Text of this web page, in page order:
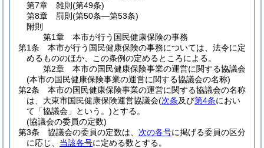
第7章
雑則 (第49条)
第8章
罰則 (第50条―第53条)
附則
第1章
本市が行う国民健康保険の事務
第1条
本市が行う国民健康保険の事務については、法令に定
めるもののほか、この条例の定めるところによる。
第2章
本市の国民健康保険事業の運営に関する協議会
(本市の国民健康保険事業の運営に関する協議会の名称)
第2条
本市の国民健康保険事業の運営に関する協議会の名称
は、大東市国民健康保険運営協議会(次条及び第4条におい
て「協議会」という。)とする。
(協議会の委員の定数)
第3条
協議会の委員の定数は、 次の各号に掲げる委員の区分
に応じ、 当該各号に定める数とする。